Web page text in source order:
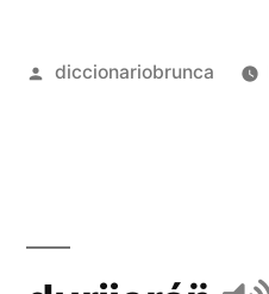
diccionariobrunca